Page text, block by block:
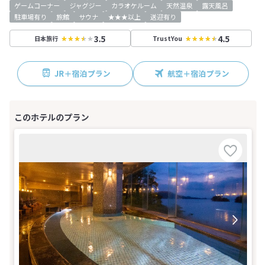
ゲームコーナー
ジャグジー カラオケルーム 天然温泉
露天風呂
駐車場有り
旅館 サウナ ★★★以上 送迎有り
日本旅行 3.5 TrustYou 4.5
JR＋宿泊プラン 航空＋宿泊プラン